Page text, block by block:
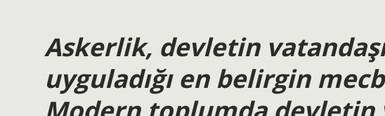
Askerlik, devletin
uyguladığı en belirgin